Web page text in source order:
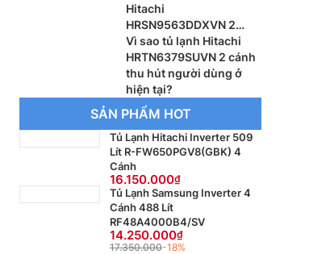
Hitachi
HRSN9563DDXVN 2
cánh
Vì sao tủ lạnh Hitachi
HRTN6379SUVN 2 cánh
thu hút người dùng ở
hiện tại?
SẢN PHẨM HOT
Tủ Lạnh Hitachi Inverter 509
Lít R-FW650PGV8(GBK) 4
Cánh
16.150.000
Tủ Lạnh Samsung Inverter 4
Cánh 488 Lít
RF48A4000B4/SV
14.250.000
17.350.000-18%